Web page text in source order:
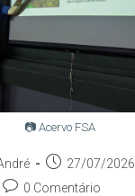
📷 Acervo FSA
Post
publicado:
27/07/2026
Comentários
0 Comentário